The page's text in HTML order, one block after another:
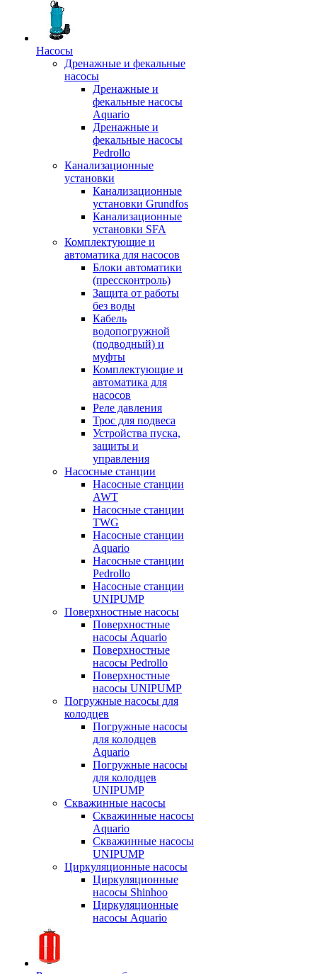
Насосы
Дренажные и фекальные
насосы
Дренажные и
фекальные насосы
Aquario
Дренажные и
фекальные насосы
Pedrollo
Канализационные
установки
Канализационные
установки Grundfos
Канализационные
установки SFA
Комплектующие и
автоматика для насосов
Блоки автоматики
(прессконтроль)
Защита от работы
без воды
Кабель
водопогружной
(подводный) и
муфты
Комплектующие и
автоматика для
насосов
Реле давления
Трос для подвеса
Устройства пуска,
защиты и
управления
Насосные станции
Насосные станции
AWT
Насосные станции
TWG
Насосные станции
Aquario
Насосные станции
Pedrollo
Насосные станции
UNIPUMP
Поверхностные насосы
Поверхностные
насосы Aquario
Поверхностные
насосы Pedrollo
Поверхностные
насосы UNIPUMP
Погружные насосы для
колодцев
Погружные насосы
для колодцев
Aquario
Погружные насосы
для колодцев
UNIPUMP
Скважинные насосы
Скважинные насосы
Aquario
Скважинные насосы
UNIPUMP
Циркуляционные насосы
Циркуляционные
насосы Shinhoo
Циркуляционные
насосы Aquario